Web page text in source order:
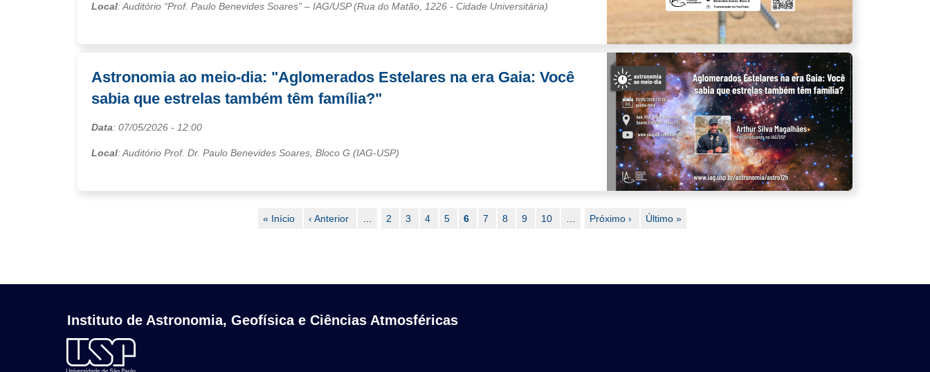
Local: Auditório “Prof. Paulo Benevides Soares” – IAG/USP (Rua do Matão, 1226 - Cidade Universitária)
Astronomia ao meio-dia: "Aglomerados Estelares na era Gaia: Você
sabia que estrelas também têm família?"
Data: 07/05/2026 - 12:00
Local: Auditório Prof. Dr. Paulo Benevides Soares, Bloco G (IAG-USP)
Primeira
« Início
Página
‹ Anterior Page
2 Page
3 Page
4 Page
5
Página
6 Page
7 Page
8 Page
9 Page
10
Próxima
Próximo ›
Última
Último »
Instituto de Astronomia, Geofísica e Ciências Atmosféricas